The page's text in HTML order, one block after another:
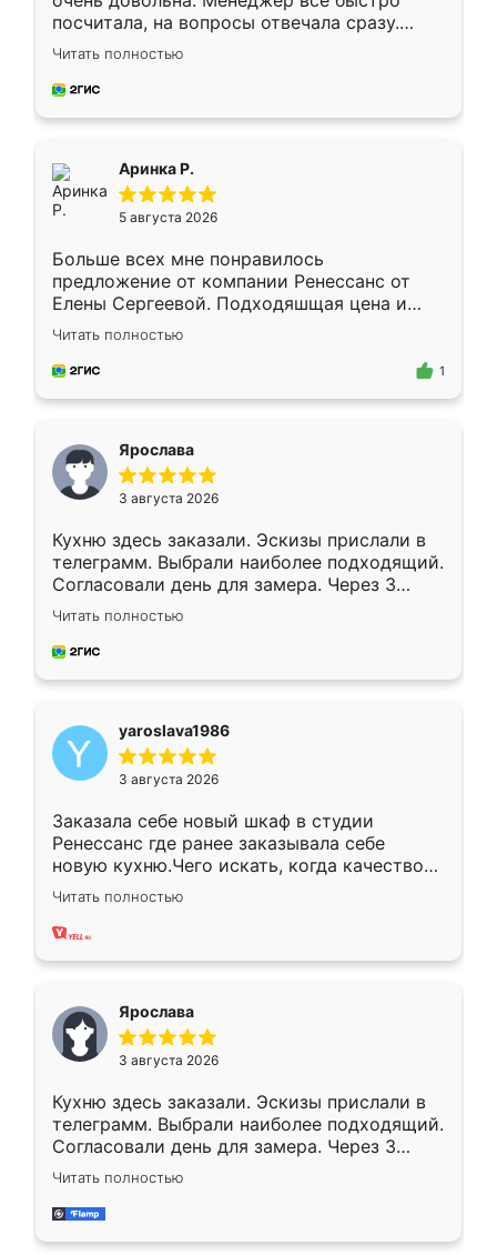
посчитала, на вопросы отвечала сразу.
Замерщик приехал в субботу, подошёл к
делу со всей ответственностью. Собрали
за день, ребята работали аккуратно, даже
Читать полностью
Аринка Р.
5 августа 2026
Больше всех мне понравилось
предложение от компании Ренессанс от
Елены Сергеевой. Подходяшщая цена и
короткие сроки изготовления. Приехавший
для замера сотрудник Владислав
предложил по моему эскизу самый
Читать полностью
1
Ярослава
3 августа 2026
Кухню здесь заказали. Эскизы прислали в
телеграмм. Выбрали наиболее подходящий.
Согласовали день для замера. Через 3
недели кухня была уже готова. Остались
довольны работой. Спасибо Ренессанс
мебель за качественную работу!
Читать полностью
yaroslava1986
3 августа 2026
Заказала себе новый шкаф в студии
Ренессанс где ранее заказывала себе
новую кухню.Чего искать, когда качеством
вполне довольна. Служит кухня уже почти
два года, нареканий нет.
Читать полностью
Ярослава
3 августа 2026
Кухню здесь заказали. Эскизы прислали в
телеграмм. Выбрали наиболее подходящий.
Согласовали день для замера. Через 3
недели кухня была уже готова. Остались
довольны работой. Спасибо Ренессанс
мебель за качественную работу!
Читать полностью